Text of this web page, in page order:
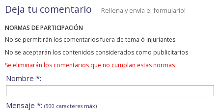
Deja tu comentario Rellena y envía el formulario!
NORMAS DE PARTICIPACIÓN
No se permitirán los comentarios fuera de tema ó injuriantes
No se aceptarán los contenidos considerados como publicitarios
Se eliminarán los comentarios que no cumplan estas normas
Nombre *:
Mensaje *: (500 caracteres máx)